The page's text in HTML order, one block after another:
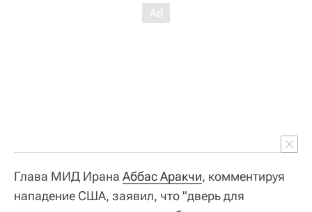
Глава МИД Ирана Аббас Аракчи, комментируя
нападение США, заявил, что "дверь для